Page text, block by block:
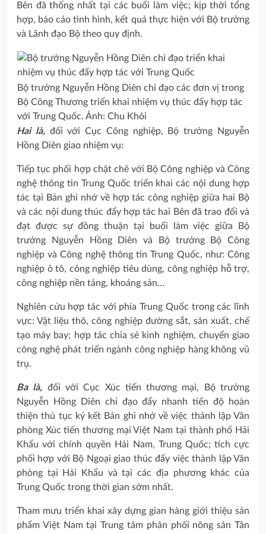
Bên đã thống nhất tại các buổi làm việc; kịp thời tổng
hợp, báo cáo tình hình, kết quả thực hiện với Bộ trưởng
và Lãnh đạo Bộ theo quy định.
Bộ trưởng Nguyễn Hồng Diên chỉ đạo các đơn vị trong
Bộ Công Thương triển khai nhiệm vụ thúc đẩy hợp tác
với Trung Quốc. Ảnh: Chu Khôi
Hai là,đối với Cục Công nghiệp, Bộ trưởng Nguyễn
Hồng Diên giao nhiệm vụ:
Tiếp tục phối hợp chặt chẽ với Bộ Công nghiệp và Công
nghệ thông tin Trung Quốc triển khai các nội dung hợp
tác tại Bản ghi nhớ về hợp tác công nghiệp giữa hai Bộ
và các nội dung thúc đẩy hợp tác hai Bên đã trao đổi và
đạt được sự đồng thuận tại buổi làm việc giữa Bộ
trưởng Nguyễn Hồng Diên và Bộ trưởng Bộ Công
nghiệp và Công nghệ thông tin Trung Quốc, như: Công
nghiệp ô tô, công nghiệp tiêu dùng, công nghiệp hỗ trợ,
công nghiệp nền tảng, khoáng sản…
Nghiên cứu hợp tác với phía Trung Quốc trong các lĩnh
vực: Vật liệu thô, công nghiệp đường sắt, sản xuất, chế
tạo máy bay; hợp tác chia sẻ kinh nghiệm, chuyển giao
công nghệ phát triển ngành công nghiệp hàng không vũ
trụ.
Ba là, đối với Cục Xúc tiến thương mại, Bộ trưởng
Nguyễn Hồng Diên chỉ đạo đẩy nhanh tiến độ hoàn
thiện thủ tục ký kết Bản ghi nhớ về việc thành lập Văn
phòng Xúc tiến thương mại Việt Nam tại thành phố Hải
Khẩu với chính quyền Hải Nam, Trung Quốc; tích cực
phối hợp với Bộ Ngoại giao thúc đẩy việc thành lập Văn
phòng tại Hải Khẩu và tại các địa phương khác của
Trung Quốc trong thời gian sớm nhất.
Tham mưu triển khai xây dựng gian hàng giới thiệu sản
phẩm Việt Nam tại Trung tâm phân phối nông sản Tân